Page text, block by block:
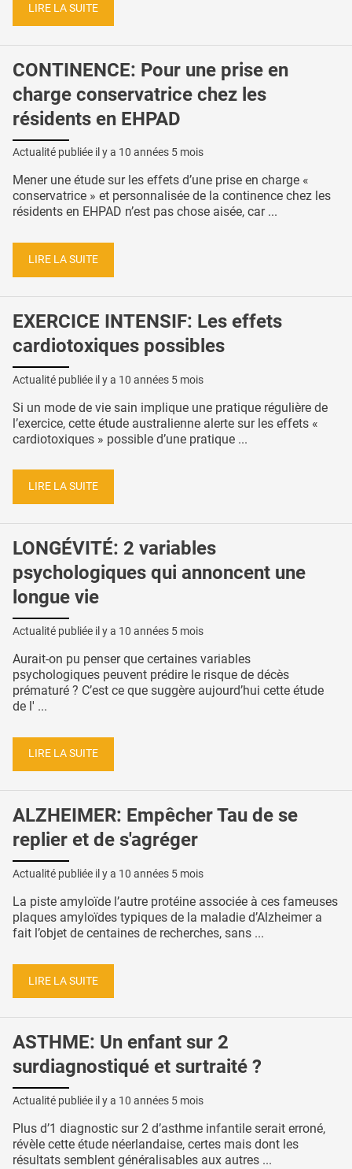
LIRE LA SUITE
CONTINENCE: Pour une prise en
charge conservatrice chez les
résidents en EHPAD
Actualité publiée il y a 10 années 5 mois
Mener une étude sur les effets d’une prise en charge «
conservatrice » et personnalisée de la continence chez les
résidents en EHPAD n’est pas chose aisée, car ...
LIRE LA SUITE
EXERCICE INTENSIF: Les effets
cardiotoxiques possibles
Actualité publiée il y a 10 années 5 mois
Si un mode de vie sain implique une pratique régulière de
l’exercice, cette étude australienne alerte sur les effets «
cardiotoxiques » possible d’une pratique ...
LIRE LA SUITE
LONGÉVITÉ: 2 variables
psychologiques qui annoncent une
longue vie
Actualité publiée il y a 10 années 5 mois
Aurait-on pu penser que certaines variables
psychologiques peuvent prédire le risque de décès
prématuré ? C’est ce que suggère aujourd’hui cette étude
de l' ...
LIRE LA SUITE
ALZHEIMER: Empêcher Tau de se
replier et de s'agréger
Actualité publiée il y a 10 années 5 mois
La piste amyloïde l’autre protéine associée à ces fameuses
plaques amyloïdes typiques de la maladie d’Alzheimer a
fait l’objet de centaines de recherches, sans ...
LIRE LA SUITE
ASTHME: Un enfant sur 2
surdiagnostiqué et surtraité ?
Actualité publiée il y a 10 années 5 mois
Plus d’1 diagnostic sur 2 d’asthme infantile serait erroné,
révèle cette étude néerlandaise, certes mais dont les
résultats semblent généralisables aux autres ...